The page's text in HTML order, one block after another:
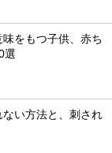
をもつ子供、赤ち
選
ない方法と、刺され